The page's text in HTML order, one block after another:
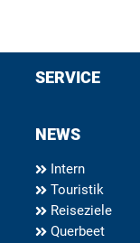
SERVICE
NEWS
Intern
Touristik
Reiseziele
Querbeet